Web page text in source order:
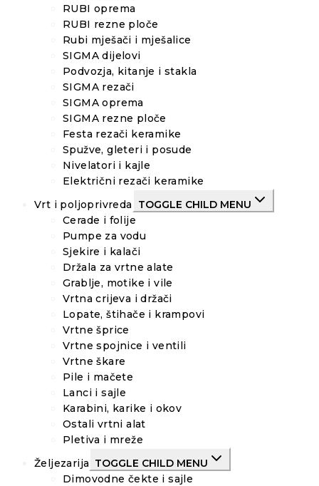
RUBI oprema
RUBI rezne ploče
Rubi mješači i mješalice
SIGMA dijelovi
Podvozja, kitanje i stakla
SIGMA rezači
SIGMA oprema
SIGMA rezne ploče
Festa rezači keramike
Spužve, gleteri i posude
Nivelatori i kajle
Električni rezači keramike
Vrt i poljoprivreda
TOGGLE CHILD MENU
Cerade i folije
Pumpe za vodu
Sjekire i kalači
Držala za vrtne alate
Grablje, motike i vile
Vrtna crijeva i držači
Lopate, štihače i krampovi
Vrtne šprice
Vrtne spojnice i ventili
Vrtne škare
Pile i mačete
Lanci i sajle
Karabini, karike i okov
Ostali vrtni alat
Pletiva i mreže
Željezarija TOGGLE CHILD MENU
Dimovodne čekte i sajle